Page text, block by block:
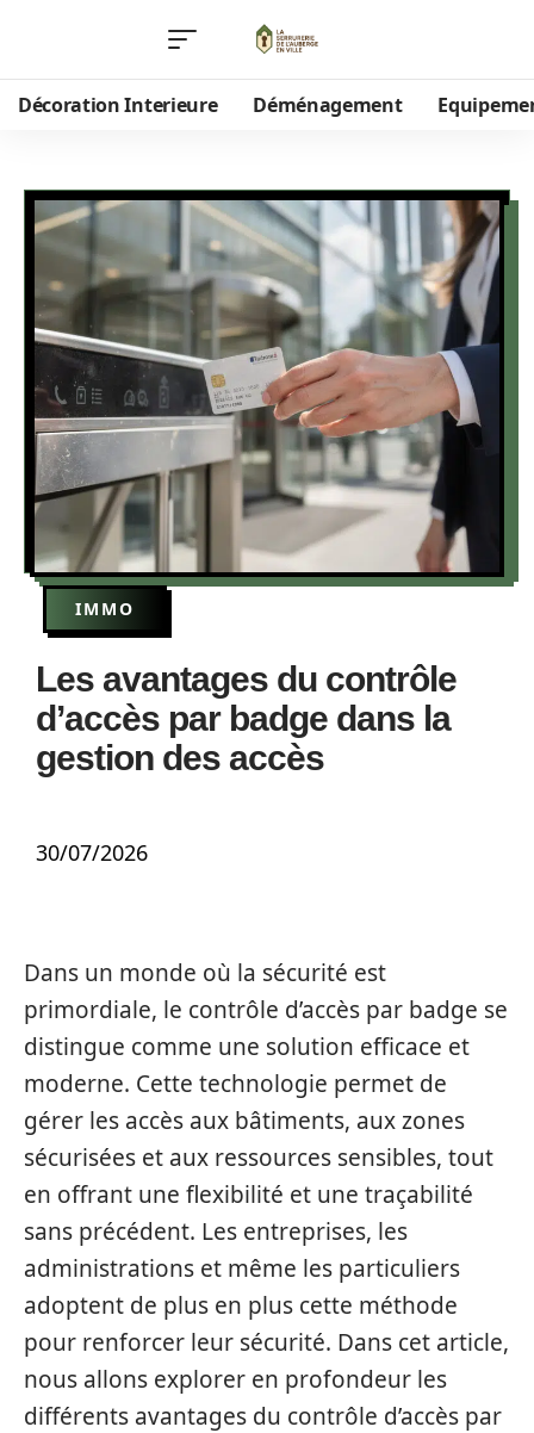
Décoration Interieure Déménagement
IMMO
Les avantages du contrôle
d’accès par badge dans la
gestion des accès
30/07/2026
Dans un monde où la sécurité est
primordiale, le contrôle d’accès par badge se
distingue comme une solution efficace et
moderne. Cette technologie permet de
gérer les accès aux bâtiments, aux zones
sécurisées et aux ressources sensibles, tout
en offrant une flexibilité et une traçabilité
sans précédent. Les entreprises, les
administrations et même les particuliers
adoptent de plus en plus cette méthode
pour renforcer leur sécurité. Dans cet article,
nous allons explorer en profondeur les
différents avantages du contrôle d’accès par